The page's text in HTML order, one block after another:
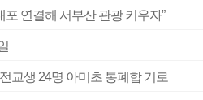
포 연결해 서부산 관광 키우자”
교생 24명 아미초 통폐합 기로